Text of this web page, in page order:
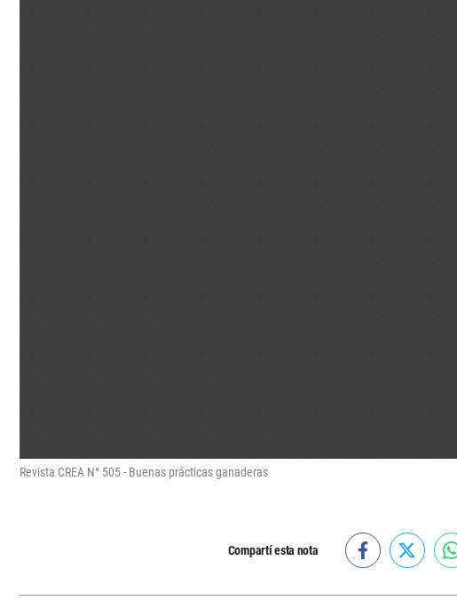
Revista CREA N° 505 - Buenas prácticas ganaderas
Compartí esta nota